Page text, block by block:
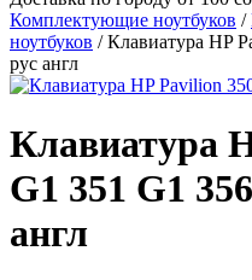
Комплектующие ноутбуков /
ноутбуков / Клавиатура HP
рус англ
Клавиатура
G1 351 G1
англ